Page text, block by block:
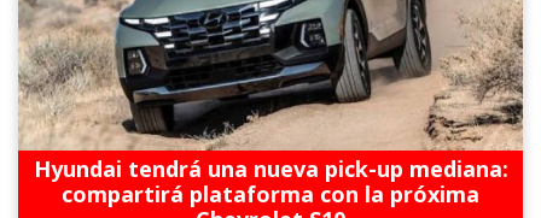
Hyundai tendrá una nueva pick-up mediana:
compartirá plataforma con la próxima